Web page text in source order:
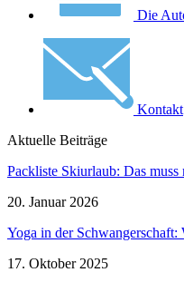
Die
Kontakt
Aktuelle Beiträge
Packliste Skiurlaub: Das muss
20. Januar 2026
Yoga in der Schwangerschaft:
17. Oktober 2025